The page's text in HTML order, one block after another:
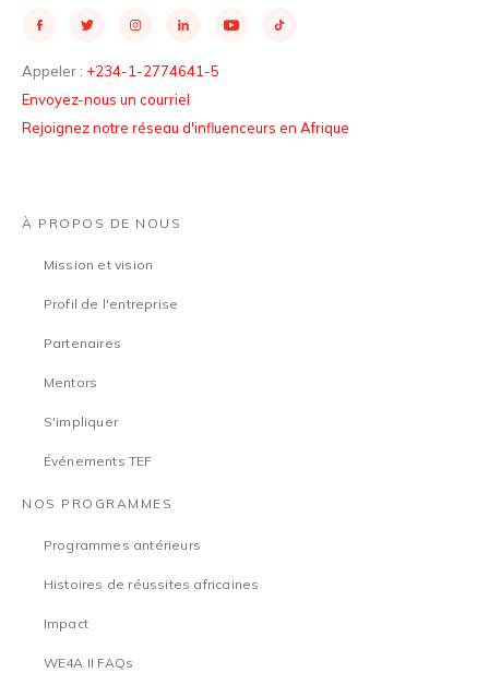
Appeler : +234-1-2774641-5
Envoyez-nous un courriel
Rejoignez notre réseau d'influenceurs en Afrique
À PROPOS DE NOUS
Mission et vision
Profil de l'entreprise
Partenaires
Mentors
S'impliquer
Événements TEF
NOS PROGRAMMES
Programmes antérieurs
Histoires de réussites africaines
Impact
WE4A II FAQs